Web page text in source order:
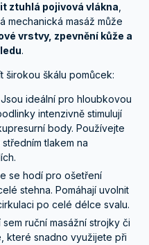
ztuhlá pojivová vlákna
mechanická masáž může
vrstvy, zpevnění kůže a
.
širokou škálu pomůcek:
Jsou ideální pro hloubkovou
intenzivně stimulují
body. Používejte
tlakem na
se hodí pro ošetření
stehna. Pomáhají uvolnit
po celé délce svalu.
sem ruční masážní strojky či
které snadno využijete při